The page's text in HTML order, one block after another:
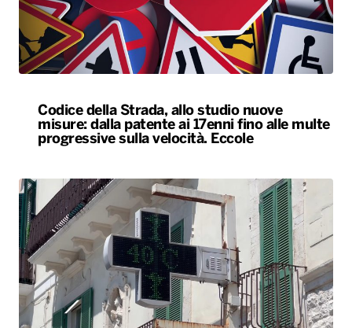
Codice della Strada, allo studio nuove
misure: dalla patente ai 17enni fino alle multe
progressive sulla velocità. Eccole